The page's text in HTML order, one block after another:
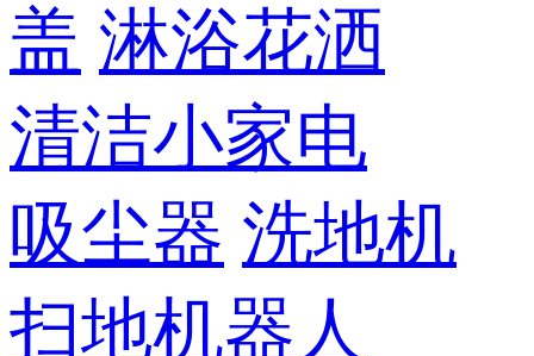
盖 淋浴花洒
清洁小家电
吸尘器 洗地机
扫地机器人